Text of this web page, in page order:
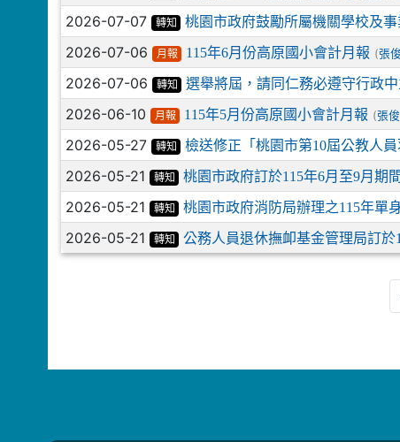
2026-07-07 轉知 桃園市政府鼓勵所屬機關學校及
2026-07-06 月報 115年6月份高原國小會計月報 (張
2026-07-06 轉知 選舉將屆，請同仁務必遵守行政
2026-06-10 月報 115年5月份高原國小會計月報 (張
2026-05-27 轉知 檢送修正「桃園市第10屆公教人員
2026-05-21 轉知 桃園市政府訂於115年6月至9月期
2026-05-21 轉知 桃園市政府消防局辦理之115年單
2026-05-21 轉知 公務人員退休撫卹基金管理局訂於